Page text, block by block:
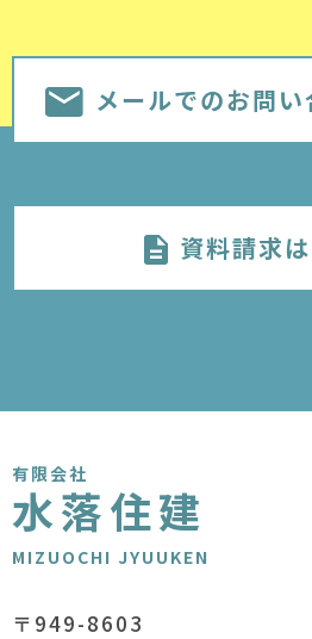
メールでのお問
資料請求
有限会社
水落住建
MIZUOCHI JYUUKEN
〒949-8603